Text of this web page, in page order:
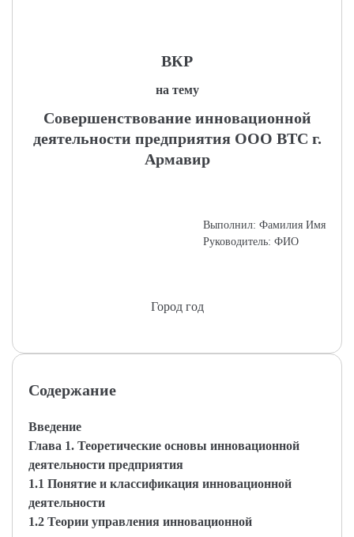
ВКР
на тему
Совершенствование инновационной
деятельности предприятия ООО ВТС г.
Армавир
Выполнил: Фамилия Имя
Руководитель: ФИО
Город год
Содержание
Введение
Глава 1. Теоретические основы инновационной
деятельности предприятия
1.1 Понятие и классификация инновационной
деятельности
1.2 Теории управления инновационной